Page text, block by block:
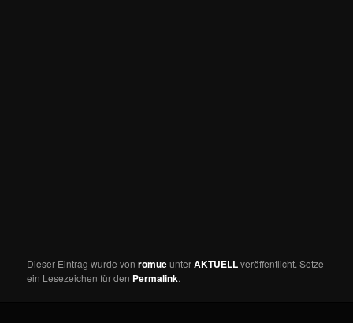
Dieser Eintrag wurde vonromueunterAKTUELLveröffentlicht. Setze
ein Lesezeichen für den Permalink.